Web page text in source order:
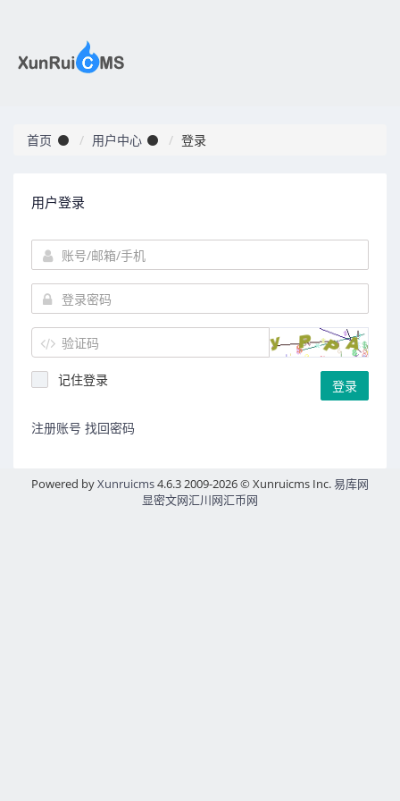
首页 用户中心 登录
用户登录
记住登录 登录
注册账号 找回密码
Powered byXunruicms4.6.3 2009-2026 © Xunruicms Inc.易库网
显密文网汇川网汇币网